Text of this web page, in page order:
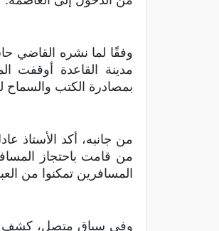
وفقًا لما نشره القاضي
مدينة القاعدة أوقفت
بمصادرة الكتب والسماح
من جانبه، أكد الأستاذ
من قامت باحتجاز
المسافرين تمكنوا من
وفي سياق متصل، كشف